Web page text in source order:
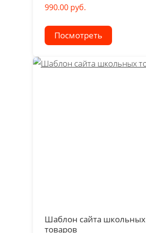
990.00 руб.
Посмотреть
Шаблон сайта школьных
товаров